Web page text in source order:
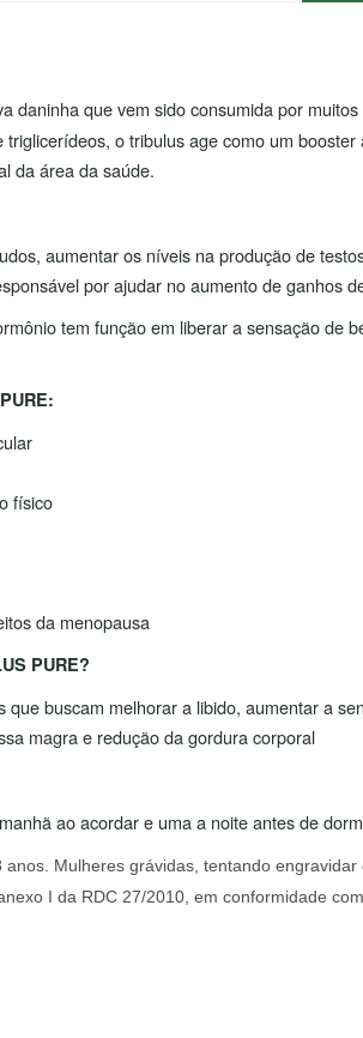
daninha que vem sido consumida por
o tribulus age como um
da área da saúde.
aumentar os níveis na produção de
por ajudar no aumento de ganhos
tem função em liberar a sensação
físico
da menopausa
PURE?
que buscam melhorar a libido, aumentar a
magra e redução da gordura corporal
ao acordar e uma a noite antes de
Mulheres grávidas, tentando
I da RDC 27/2010, em conformidade